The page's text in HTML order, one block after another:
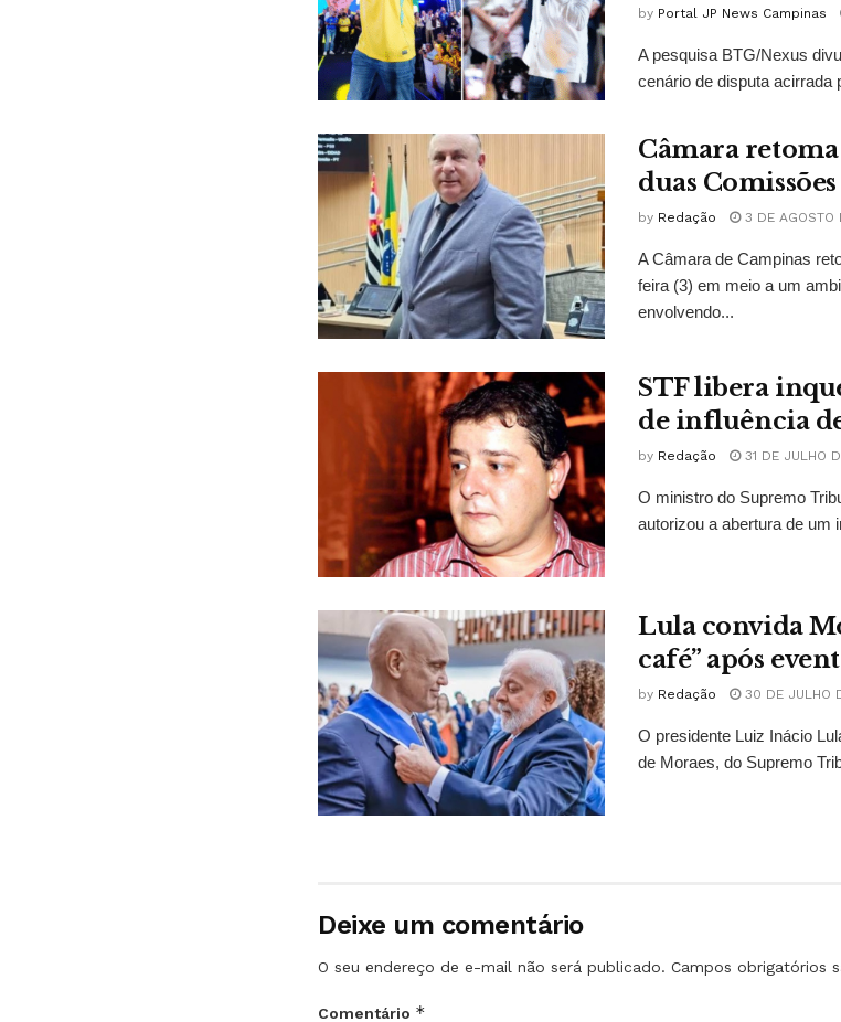
by Portal JP News Campinas
A pesquisa BTG/Nexus
cenário de disputa acirrada
Câmara retoma
duas
by Redação 3 DE AGOSTO
A Câmara de Campinas
feira (3) em meio a um
envolvendo...
STF libera
de influência
by Redação 31 DE JULHO
O ministro do Supremo
autorizou a abertura de um
Lula convida
café” após
by Redação 30 DE JULHO
O presidente Luiz Inácio
de Moraes, do Supremo
Deixe um comentário
O seu endereço de e-mail não será publicado. Campos obrigatórios
Comentário *